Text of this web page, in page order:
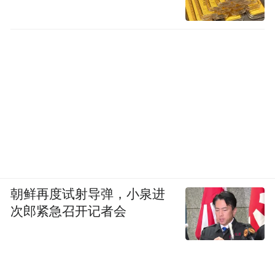
朝鲜再度试射导弹，小泉进
次郎紧急召开记者会